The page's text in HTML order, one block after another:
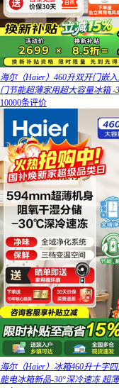
海尔（Haier）460升双开门嵌
门节能超薄家用超大容量冰箱
10000条评价
海尔（Haier）冰箱460升十字
能电冰箱新品-30°深冷速冻 超